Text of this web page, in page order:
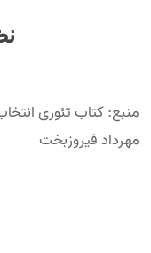
منبع: کتاب تئوری
مهرداد فیروزبخت